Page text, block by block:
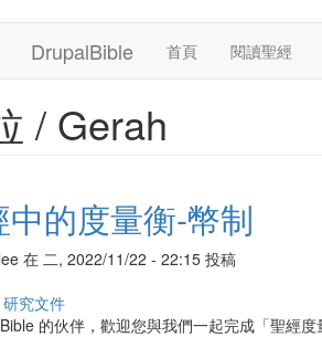
DrupalBible 首頁 閱讀聖經
/ Gerah
中的度量衡-幣制
在 二, 2022/11/22 - 22:15 投稿
究文件
的伙伴，歡迎您與我們一起完成「聖經度